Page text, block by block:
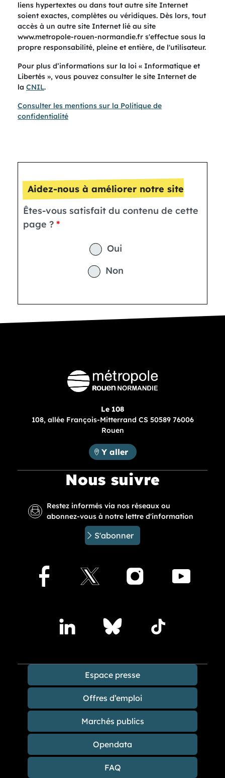
liens hypertextes ou dans tout autre site Internet
soient exactes, complètes ou véridiques. Dès lors, tout
accès à un autre site Internet lié au site
www.metropole-rouen-normandie.fr s'effectue sous la
propre responsabilité, pleine et entière, de l'utilisateur.
Pour plus d’informations sur la loi « Informatique et
Libertés », vous pouvez consulter le site Internet de
la CNIL.
Consulter les mentions sur la Politique de
confidentialité
Aidez-nous à améliorer notre site
Êtes-vous satisfait du contenu de cette
page ?
Oui
Non
Le 108
108, allée François-Mitterrand CS 50589 76006
Rouen
Métropole Rouen Normandie :
Y aller
Nous suivre
Restez informés via nos réseaux ou
abonnez-vous à notre lettre d'information
S'abonner
Facebook
X Instagram
LindedinBlueskyTikTok
Espace presse
Offres d’emploi
Marchés publics
Opendata
FAQ